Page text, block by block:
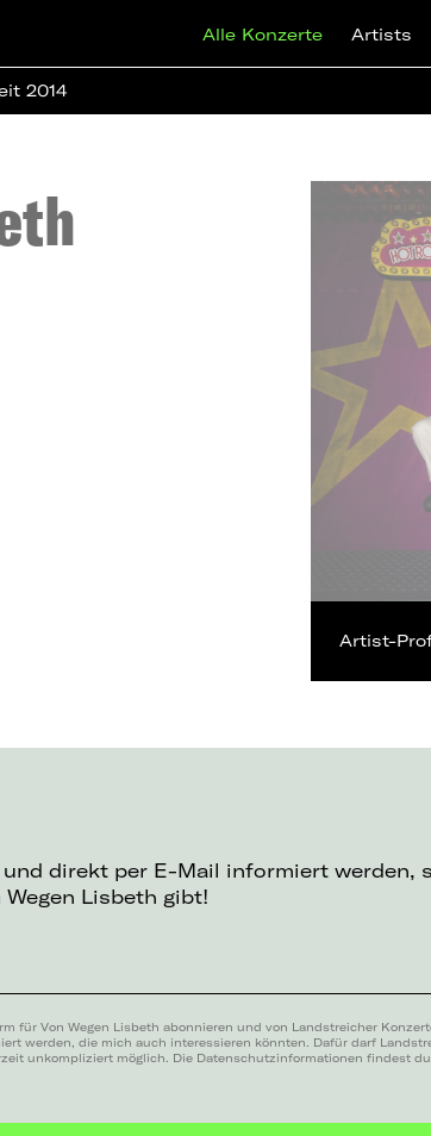
Alle Konzerte Artists
2014
Artist-
direkt per E-Mail informiert werden,
Lisbeth gibt!
für Von Wegen Lisbeth abonnieren und von Landstreicher
werden, die mich auch interessieren könnten. Dafür darf
unkompliziert möglich. Die Datenschutzinformationen findest du